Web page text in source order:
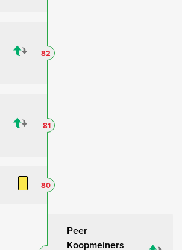
82
81
80
Peer
Koopmeiners